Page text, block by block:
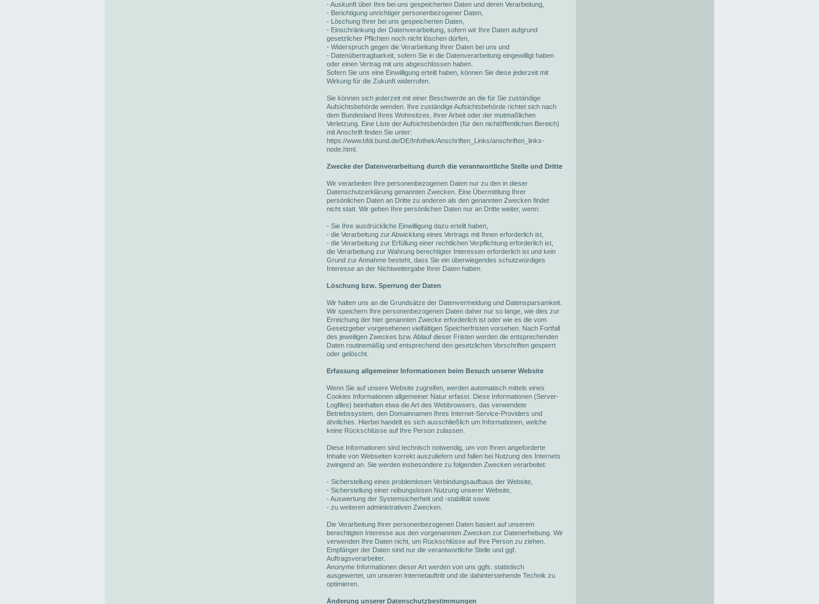
- Auskunft über Ihre bei uns gespeicherten Daten und deren Verarbeitung,
- Berichtigung unrichtiger personenbezogener Daten,
- Löschung Ihrer bei uns gespeicherten Daten,
- Einschränkung der Datenverarbeitung, sofern wir Ihre Daten aufgrund
gesetzlicher Pflichten noch nicht löschen dürfen,
- Widerspruch gegen die Verarbeitung Ihrer Daten bei uns und
- Datenübertragbarkeit, sofern Sie in die Datenverarbeitung eingewilligt haben
oder einen Vertrag mit uns abgeschlossen haben.
Sofern Sie uns eine Einwilligung erteilt haben, können Sie diese jederzeit mit
Wirkung für die Zukunft widerrufen.
Sie können sich jederzeit mit einer Beschwerde an die für Sie zuständige
Aufsichtsbehörde wenden. Ihre zuständige Aufsichtsbehörde richtet sich nach
dem Bundesland Ihres Wohnsitzes, Ihrer Arbeit oder der mutmaßlichen
Verletzung. Eine Liste der Aufsichtsbehörden (für den nichtöffentlichen Bereich)
mit Anschrift finden Sie unter:
https://www.bfdi.bund.de/DE/Infothek/Anschriften_Links/anschriften_links-
node.html.
Zwecke der Datenverarbeitung durch die verantwortliche Stelle und Dritte
Wir verarbeiten Ihre personenbezogenen Daten nur zu den in dieser
Datenschutzerklärung genannten Zwecken. Eine Übermittlung Ihrer
persönlichen Daten an Dritte zu anderen als den genannten Zwecken findet
nicht statt. Wir geben Ihre persönlichen Daten nur an Dritte weiter, wenn:
- Sie Ihre ausdrückliche Einwilligung dazu erteilt haben,
- die Verarbeitung zur Abwicklung eines Vertrags mit Ihnen erforderlich ist,
- die Verarbeitung zur Erfüllung einer rechtlichen Verpflichtung erforderlich ist,
die Verarbeitung zur Wahrung berechtigter Interessen erforderlich ist und kein
Grund zur Annahme besteht, dass Sie ein überwiegendes schutzwürdiges
Interesse an der Nichtweitergabe Ihrer Daten haben.
Löschung bzw. Sperrung der Daten
Wir halten uns an die Grundsätze der Datenvermeidung und Datensparsamkeit.
Wir speichern Ihre personenbezogenen Daten daher nur so lange, wie dies zur
Erreichung der hier genannten Zwecke erforderlich ist oder wie es die vom
Gesetzgeber vorgesehenen vielfältigen Speicherfristen vorsehen. Nach Fortfall
des jeweiligen Zweckes bzw. Ablauf dieser Fristen werden die entsprechenden
Daten routinemäßig und entsprechend den gesetzlichen Vorschriften gesperrt
oder gelöscht.
Erfassung allgemeiner Informationen beim Besuch unserer Website
Wenn Sie auf unsere Website zugreifen, werden automatisch mittels eines
Cookies Informationen allgemeiner Natur erfasst. Diese Informationen (Server-
Logfiles) beinhalten etwa die Art des Webbrowsers, das verwendete
Betriebssystem, den Domainnamen Ihres Internet-Service-Providers und
ähnliches. Hierbei handelt es sich ausschließlich um Informationen, welche
keine Rückschlüsse auf Ihre Person zulassen.
Diese Informationen sind technisch notwendig, um von Ihnen angeforderte
Inhalte von Webseiten korrekt auszuliefern und fallen bei Nutzung des Internets
zwingend an. Sie werden insbesondere zu folgenden Zwecken verarbeitet:
- Sicherstellung eines problemlosen Verbindungsaufbaus der Website,
- Sicherstellung einer reibungslosen Nutzung unserer Website,
- Auswertung der Systemsicherheit und -stabilität sowie
- zu weiteren administrativen Zwecken.
Die Verarbeitung Ihrer personenbezogenen Daten basiert auf unserem
berechtigten Interesse aus den vorgenannten Zwecken zur Datenerhebung. Wir
verwenden Ihre Daten nicht, um Rückschlüsse auf Ihre Person zu ziehen.
Empfänger der Daten sind nur die verantwortliche Stelle und ggf.
Auftragsverarbeiter.
Anonyme Informationen dieser Art werden von uns ggfs. statistisch
ausgewertet, um unseren Internetauftritt und die dahinterstehende Technik zu
optimieren.
Änderung unserer Datenschutzbestimmungen